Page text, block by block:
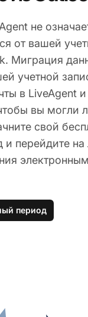
не
от вашей
Миграция
учетной
в LiveAgent
вы могли
свой
и перейдите
период